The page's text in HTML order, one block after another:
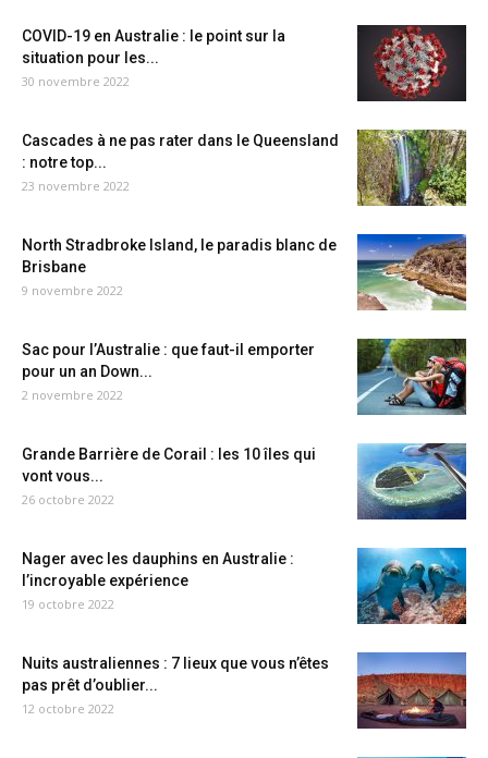
COVID-19 en Australie : le point sur la
situation pour les...
30 novembre 2022
Cascades à ne pas rater dans le Queensland
: notre top...
23 novembre 2022
North Stradbroke Island, le paradis blanc de
Brisbane
9 novembre 2022
Sac pour l’Australie : que faut-il emporter
pour un an Down...
2 novembre 2022
Grande Barrière de Corail : les 10 îles qui
vont vous...
26 octobre 2022
Nager avec les dauphins en Australie :
l’incroyable expérience
19 octobre 2022
Nuits australiennes : 7 lieux que vous n’êtes
pas prêt d’oublier...
12 octobre 2022